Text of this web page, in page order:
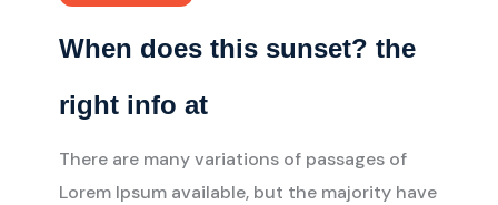
When does this sunset? the
right info at
There are many variations of passages of
Lorem Ipsum available, but the majority have